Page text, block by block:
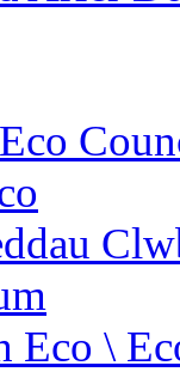
Eco \